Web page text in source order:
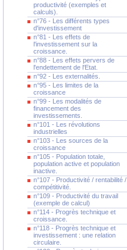
productivité (exemples et
calculs).
n°76 - Les différents types
d'investissement
n°81 - Les effets de
l'investissement sur la
croissance.
n°88 - Les effets pervers de
l'endettement de l'Etat.
n°92 - Les externalités.
n°95 - Les limites de la
croissance
n°99 - Les modalités de
financement des
investissements.
n°101 - Les révolutions
industrielles
n°103 - Les sources de la
croissance
n°105 - Population totale,
population active et population
inactive.
n°107 - Productivité / rentabilité /
compétitivité.
n°109 - Productivité du travail
(exemple de calcul)
n°114 - Progrès technique et
croissance.
n°118 - Progrès technique et
investissement : une relation
circulaire.